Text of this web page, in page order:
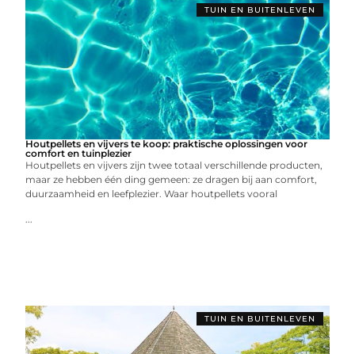
TUIN EN BUITENLEVEN
Houtpellets en vijvers te koop: praktische oplossingen voor
comfort en tuinplezier
Houtpellets en vijvers zijn twee totaal verschillende producten,
maar ze hebben één ding gemeen: ze dragen bij aan comfort,
duurzaamheid en leefplezier. Waar houtpellets vooral
...
TUIN EN BUITENLEVEN